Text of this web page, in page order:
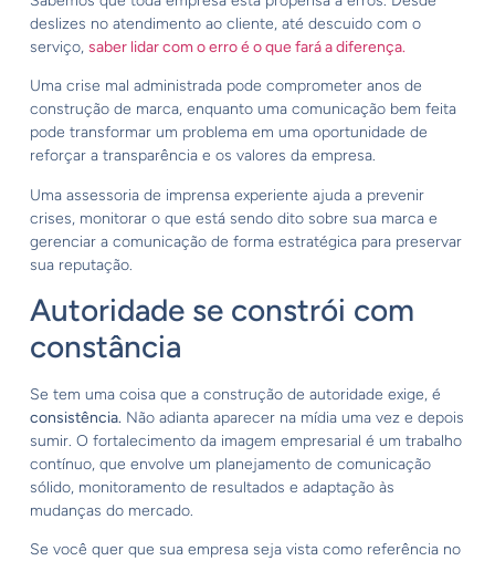
deslizes no atendimento ao cliente, até descuido com o
serviço, saber lidar com o erro é o que fará a diferença.
Uma crise mal administrada pode comprometer anos de
construção de marca, enquanto uma comunicação bem feita
pode transformar um problema em uma oportunidade de
reforçar a transparência e os valores da empresa.
Uma assessoria de imprensa experiente ajuda a prevenir
crises, monitorar o que está sendo dito sobre sua marca e
gerenciar a comunicação de forma estratégica para preservar
sua reputação.
Autoridade se constrói com
constância
Se tem uma coisa que a construção de autoridade exige, é
consistência.Não adianta aparecer na mídia uma vez e depois
sumir. O fortalecimento da imagem empresarial é um trabalho
contínuo, que envolve um planejamento de comunicação
sólido, monitoramento de resultados e adaptação às
mudanças do mercado.
Se você quer que sua empresa seja vista como referência no